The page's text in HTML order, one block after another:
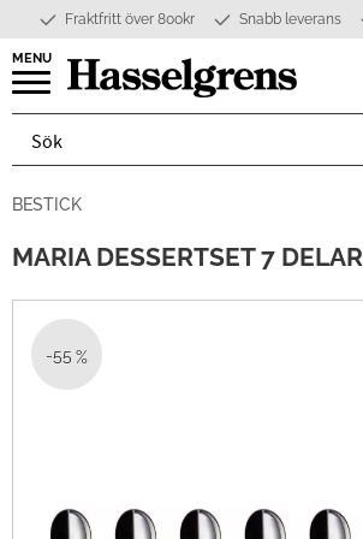
Meny
Fraktfritt över 800kr Snabb leverans
BESTICK
MARIA DESSERTSET 7 DELAR
55 %